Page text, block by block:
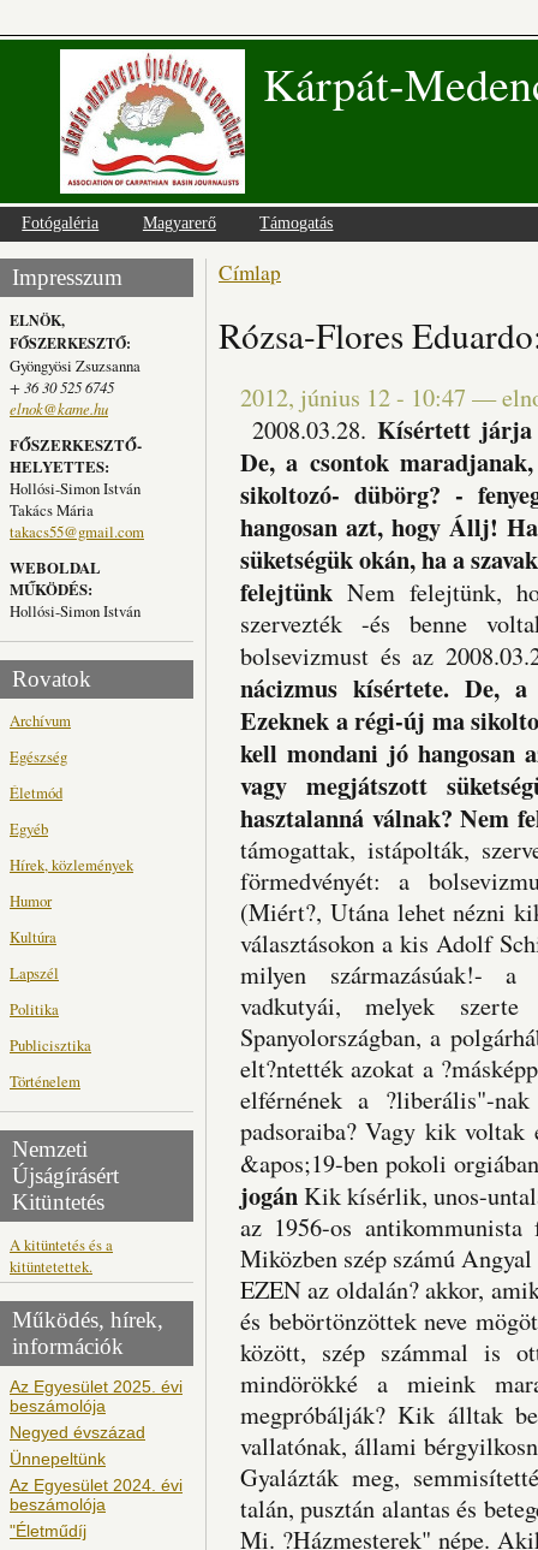
Kárpát-
Fotógaléria Magyarerő Támogatás
Impresszum
ELNÖK,
FŐSZERKESZTŐ:
Gyöngyösi Zsuzsanna
+ 36 30 525 6745
elnok@kame.hu
FŐSZERKESZTŐ-
HELYETTES:
Hollósi-Simon István
Takács Mária
takacs55@gmail.com
WEBOLDAL
MŰKÖDÉS:
Hollósi-Simon István
Rovatok
Archívum
Egészség
Életmód
Egyéb
Hírek, közlemények
Humor
Kultúra
Lapszél
Politika
Publicisztika
Történelem
Nemzeti
Újságírásért
Kitüntetés
A kitüntetés és a
kitüntetettek.
Működés, hírek,
információk
Az Egyesület 2025. évi
beszámolója
Negyed évszázad
Ünnepeltünk
Az Egyesület 2024. évi
beszámolója
"Életműdíj
Jelenlegi hely
Címlap
Rózsa-Flores
2012, június 12 - 10:47 —
2008.03.28. Kísértett járja
De, a csontok
sikoltozó- dübörg? -
hangosan azt, hogy Állj!
süketségük okán, ha a
felejtünk Nem felejtünk,
szervezték -és benne
bolsevizmust és az
nácizmus kísértete. De,
Ezeknek a régi-új ma
kell mondani jó hangosan
vagy megjátszott
hasztalanná válnak? Nem
támogattak, istápolták,
förmedvényét: a
(Miért?, Utána lehet nézni
választásokon a kis Adolf
milyen származásúak!- a
vadkutyái, melyek
Spanyolországban, a
elt?ntették azokat a
elférnének a ?liberális"-
padsoraiba? Vagy kik
&apos;19-ben pokoli
jogánKik kísérlik, unos-
az 1956-os antikommunista
Miközben szép számú
EZEN az oldalán? akkor,
és bebörtönzöttek neve
között, szép számmal is
mindörökké a mieink
megpróbálják? Kik álltak
vallatónak, állami
Gyalázták meg,
talán, pusztán alantas és
Mi. ?Házmesterek" népe.